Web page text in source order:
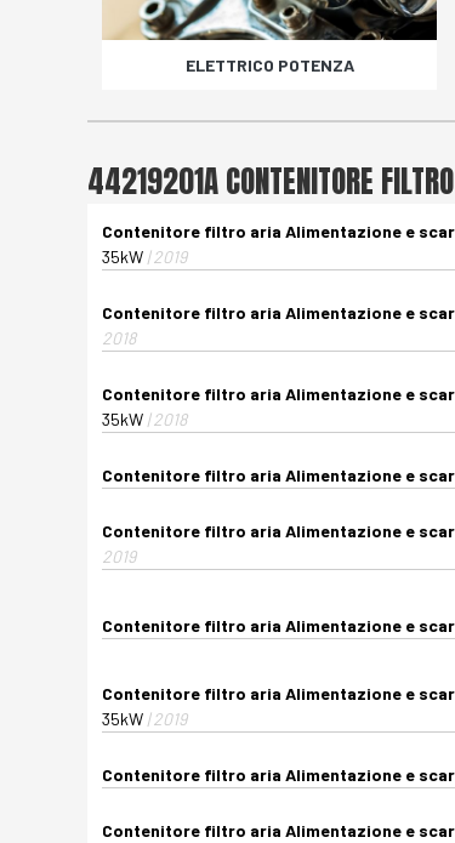
ELETTRICO POTENZA
44219201A CONTENITORE
Contenitore filtro aria Alimentazione e
35kW | 2019
Contenitore filtro aria Alimentazione e
2018
Contenitore filtro aria Alimentazione e
35kW | 2018
Contenitore filtro aria Alimentazione e
Contenitore filtro aria Alimentazione e
2019
Contenitore filtro aria Alimentazione e
Contenitore filtro aria Alimentazione e
35kW | 2019
Contenitore filtro aria Alimentazione e
Contenitore filtro aria Alimentazione e